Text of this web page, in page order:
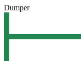
Dumper